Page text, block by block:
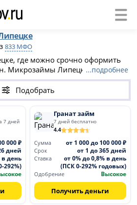
833 МФО
где можно срочно оформить
Микрозаймы Липецка доступны
истории. многие из них
под 0%. Список МФО на этой
получить необходимую
карту.
...подробнее
Подобрать
7 дней
000 ₽
дней
в день
292%)
Гранат займ
7 дней бесплатно
4.4
Сумма
от 1 000 до 100 000 ₽
Срок от 1 до 365 дней
Ставка
от 0% до 0,8% в день
(ПСК 0-292% годовых)
Одобрение Высокое
Получить деньги